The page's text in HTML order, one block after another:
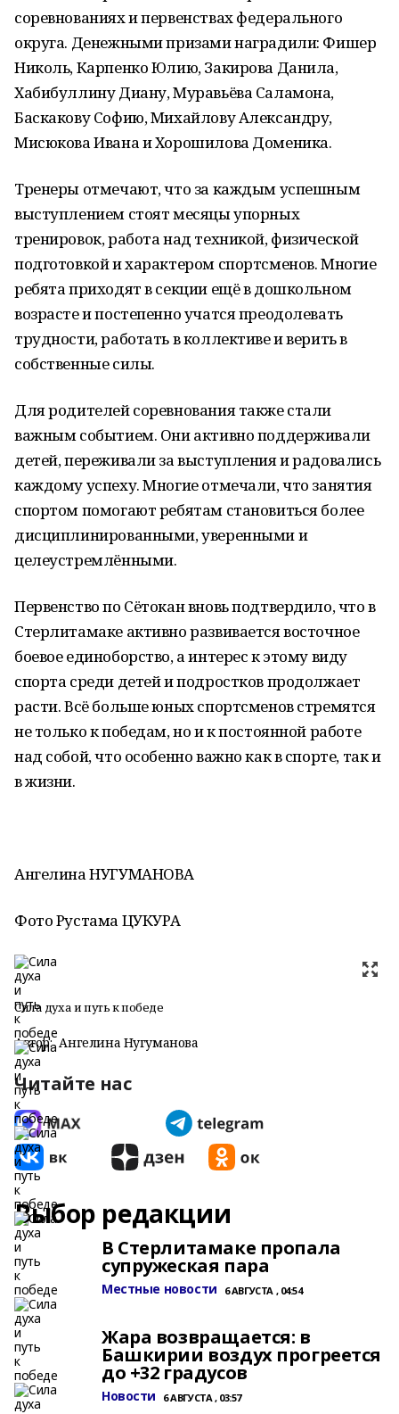
соревнованиях и первенствах федерального
округа. Денежными призами наградили: Фишер
Николь, Карпенко Юлию, Закирова Данила,
Хабибуллину Диану, Муравьёва Саламона,
Баскакову Софию, Михайлову Александру,
Мисюкова Ивана и Хорошилова Доменика.
Тренеры отмечают, что за каждым успешным
выступлением стоят месяцы упорных
тренировок, работа над техникой, физической
подготовкой и характером спортсменов. Многие
ребята приходят в секции ещё в дошкольном
возрасте и постепенно учатся преодолевать
трудности, работать в коллективе и верить в
собственные силы.
Для родителей соревнования также стали
важным событием. Они активно поддерживали
детей, переживали за выступления и радовались
каждому успеху. Многие отмечали, что занятия
спортом помогают ребятам становиться более
дисциплинированными, уверенными и
целеустремлёнными.
Первенство по Сётокан вновь подтвердило, что в
Стерлитамаке активно развивается восточное
боевое единоборство, а интерес к этому виду
спорта среди детей и подростков продолжает
расти. Всё больше юных спортсменов стремятся
не только к победам, но и к постоянной работе
над собой, что особенно важно как в спорте, так и
в жизни.
Ангелина НУГУМАНОВА
Фото Рустама ЦУКУРА
Сила духа и путь к победе
Автор: Ангелина Нугуманова
Читайте нас
Выбор редакции
В Стерлитамаке пропала
супружеская пара
Местные новости 6 АВГУСТА , 04:54
Жара возвращается: в
Башкирии воздух прогреется
до +32 градусов
Новости 6 АВГУСТА , 03:57